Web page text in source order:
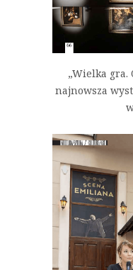
„Wielka gra.
najnowsza